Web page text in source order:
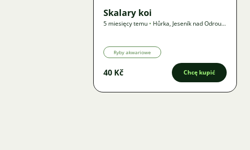
Skalary koi
5 miesięcy temu • Hůrka, Jeseník nad Odrou,?
Ryby akwariowe
40 Kč Chcę kupić